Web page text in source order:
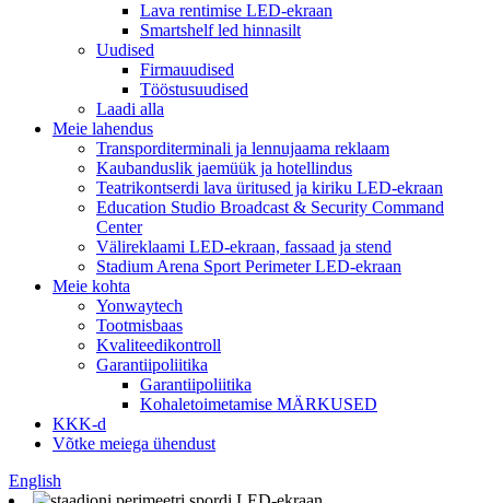
Lava rentimise LED-ekraan
Smartshelf led hinnasilt
Uudised
Firmauudised
Tööstusuudised
Laadi alla
Meie lahendus
Transporditerminali ja lennujaama reklaam
Kaubanduslik jaemüük ja hotellindus
Teatrikontserdi lava üritused ja kiriku LED-ekraan
Education Studio Broadcast & Security Command
Center
Välireklaami LED-ekraan, fassaad ja stend
Stadium Arena Sport Perimeter LED-ekraan
Meie kohta
Yonwaytech
Tootmisbaas
Kvaliteedikontroll
Garantiipoliitika
Garantiipoliitika
Kohaletoimetamise MÄRKUSED
KKK-d
Võtke meiega ühendust
English